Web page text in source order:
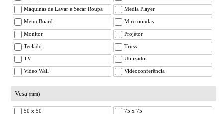
Máquinas de Lavar e Secar Roupa Media Player
Menu Board Mircroondas
Monitor Projetor
Teclado Truss
TV Utilizador
Video Wall Videoconferência
Vesa (mm)
50 x 50 75 x 75